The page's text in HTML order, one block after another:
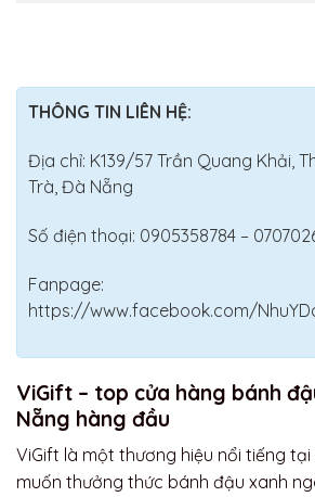
THÔNG TIN LIÊN HỆ:
Địa chỉ: K139/57 Trần Quang Khải,
Trà, Đà Nẵng
Số điện thoại: 0905358784 –
Fanpage:
https://www.facebook.com/
ViGift – top cửa hàng bánh
Nẵng hàng đầu
ViGift là một thương hiệu nổi tiếng
muốn thưởng thức bánh đậu xanh